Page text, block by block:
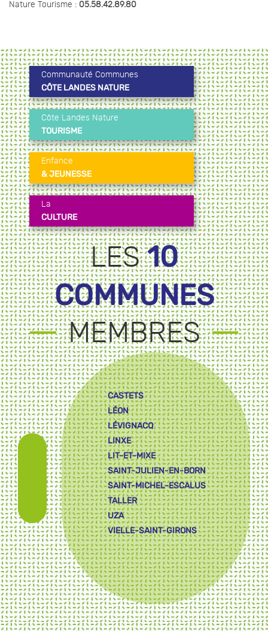
Nature Tourisme : 05.58.42.89.80
Communauté Communes
CÔTE LANDES NATURE
Côte Landes Nature
TOURISME
Enfance
& JEUNESSE
La
CULTURE
LES10
COMMUNES
MEMBRES
CASTETS
LÉON
LÉVIGNACQ
LINXE
LIT-ET-MIXE
SAINT-JULIEN-EN-BORN
SAINT-MICHEL-ESCALUS
TALLER
UZA
VIELLE-SAINT-GIRONS